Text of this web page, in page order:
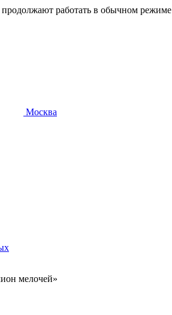
работать в обычном режиме
Москва
мелочей»